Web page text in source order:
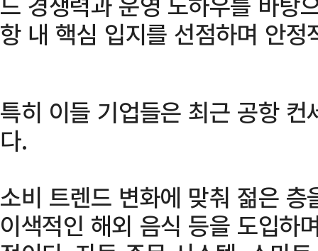
항 내 핵심 입지를 선점하며 안
특히 이들 기업들은 최근 공항
다.
소비 트렌드 변화에 맞춰 젊은
이색적인 해외 음식 등을 도입하